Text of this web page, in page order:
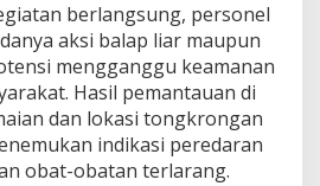
berlangsung, personel
aksi balap liar maupun
mengganggu keamanan
Hasil pemantauan di
dan lokasi tongkrongan
indikasi peredaran
obat-obatan terlarang.